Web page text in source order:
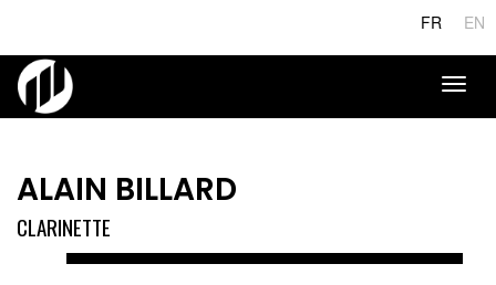
contenu
principal
EN
FR
ALAIN BILLARD
CLARINETTE